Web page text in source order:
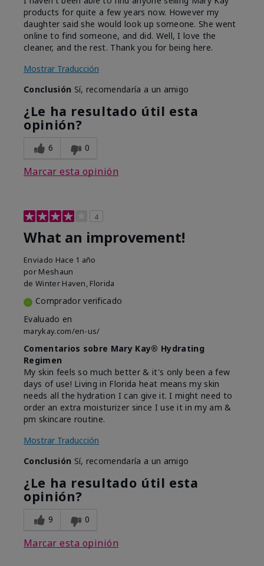
products for quite a few years now. However my
daughter said she would look up someone. She went
online to find someone, and did. Well, I love the
cleaner, and the rest. Thank you for being here.
Mostrar Traducción
Conclusión Sí, recomendaría a un amigo
¿Le ha resultado útil esta
opinión?
6 0
Marcar esta opinión
4
What an improvement!
Enviado Hace 1 año
por Meshaun
de Winter Haven, Florida
Comprador verificado
Evaluado en
marykay.com/en-us/
Comentarios sobre Mary Kay® Hydrating
Regimen
My skin feels so much better & it's only been a few
days of use! Living in Florida heat means my skin
needs all the hydration I can give it. I might need to
order an extra moisturizer since I use it in my am &
pm skincare routine.
Mostrar Traducción
Conclusión Sí, recomendaría a un amigo
¿Le ha resultado útil esta
opinión?
9 0
Marcar esta opinión